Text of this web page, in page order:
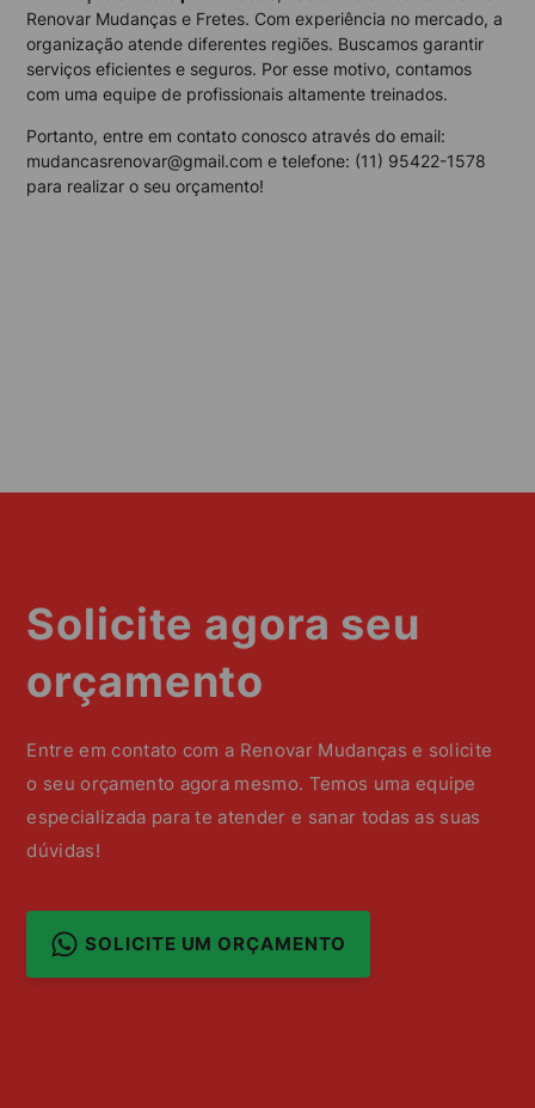
Renovar Mudanças e Fretes. Com experiência no mercado, a
organização atende diferentes regiões. Buscamos garantir
serviços eficientes e seguros. Por esse motivo, contamos
com uma equipe de profissionais altamente treinados.
Portanto, entre em contato conosco através do email:
mudancasrenovar@gmail.com e telefone: (11) 95422-1578
para realizar o seu orçamento!
Solicite agora seu
orçamento
Entre em contato com a Renovar Mudanças e solicite
o seu orçamento agora mesmo. Temos uma equipe
especializada para te atender e sanar todas as suas
dúvidas!
SOLICITE UM ORÇAMENTO